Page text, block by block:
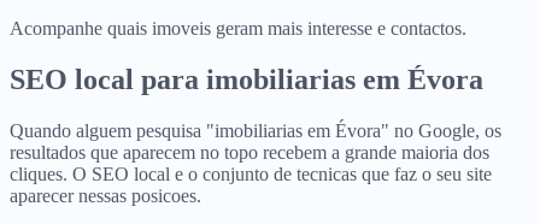
Acompanhe quais imoveis geram mais interesse e contactos.
SEO local para imobiliarias em Évora
Quando alguem pesquisa "imobiliarias em Évora" no Google, os
resultados que aparecem no topo recebem a grande maioria dos
cliques. O SEO local e o conjunto de tecnicas que faz o seu site
aparecer nessas posicoes.